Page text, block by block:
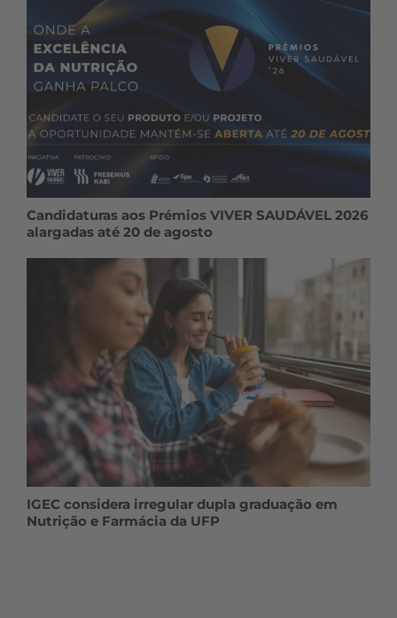
Candidaturas aos Prémios VIVER SAUDÁVEL 2026
alargadas até 20 de agosto
IGEC considera irregular dupla graduação em
Nutrição e Farmácia da UFP